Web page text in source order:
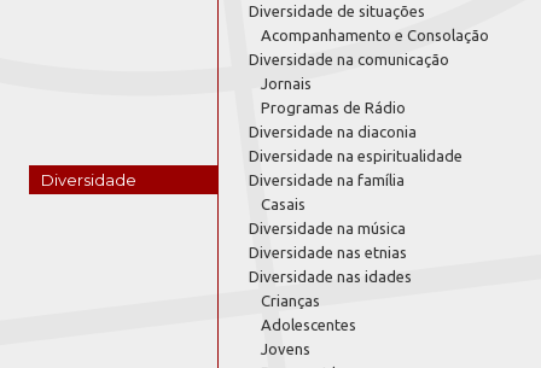
Diversidade
Diversidade de situações
Acompanhamento e Consolação
Diversidade na comunicação
Jornais
Programas de Rádio
Diversidade na diaconia
Diversidade na espiritualidade
Diversidade na família
Casais
Diversidade na música
Diversidade nas etnias
Diversidade nas idades
Crianças
Adolescentes
Jovens